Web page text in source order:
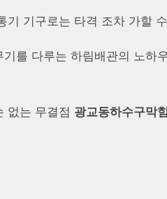
기구로는 타격 조차 가할
를 다루는 하림배관의 노하
없는 무결점 광교동하수구막힘